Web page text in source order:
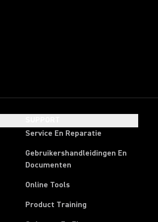
Service En Reparatie
Gebruikershandleidingen En
Documenten
Online Tools
Product Training